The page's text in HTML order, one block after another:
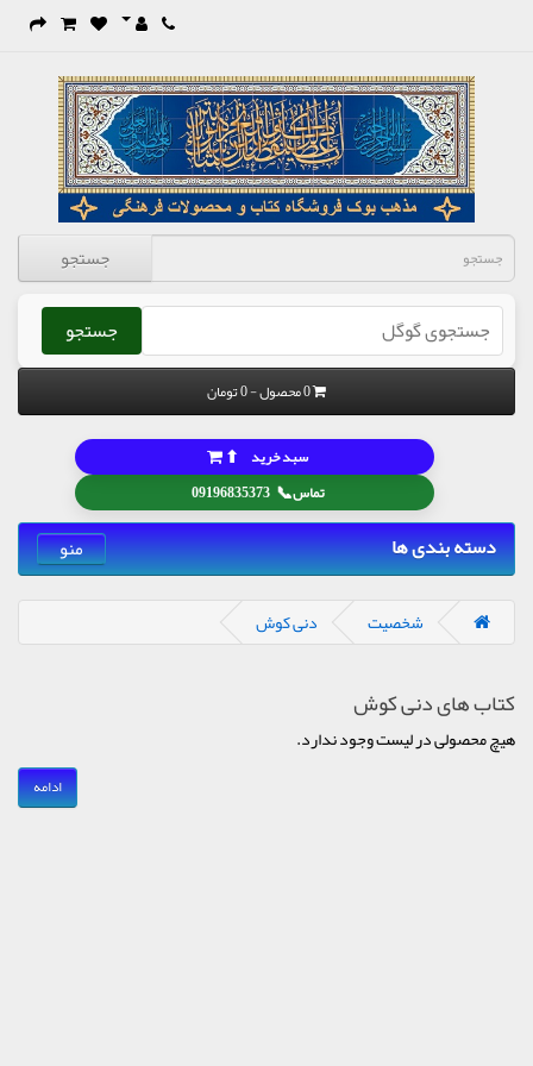
جستجو
جستجو
0 محصول - 0 تومان
تماس📞
09196835373
سبد خرید ⬆
دسته بندی ها منو
شخصیت دنی کوش
کتاب های دنی کوش
هیچ محصولی در لیست وجود ندارد.
ادامه